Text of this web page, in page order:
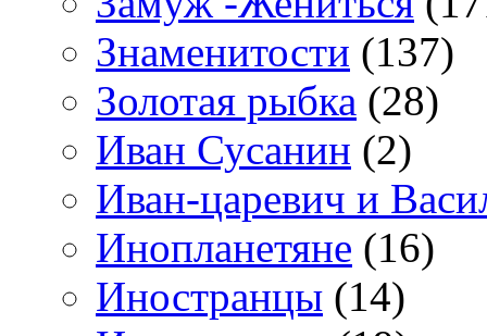
Знаменитости (137)
Золотая рыбка (28)
Иван Сусанин (2)
Иван-царевич и
Инопланетяне (16)
Иностранцы (14)